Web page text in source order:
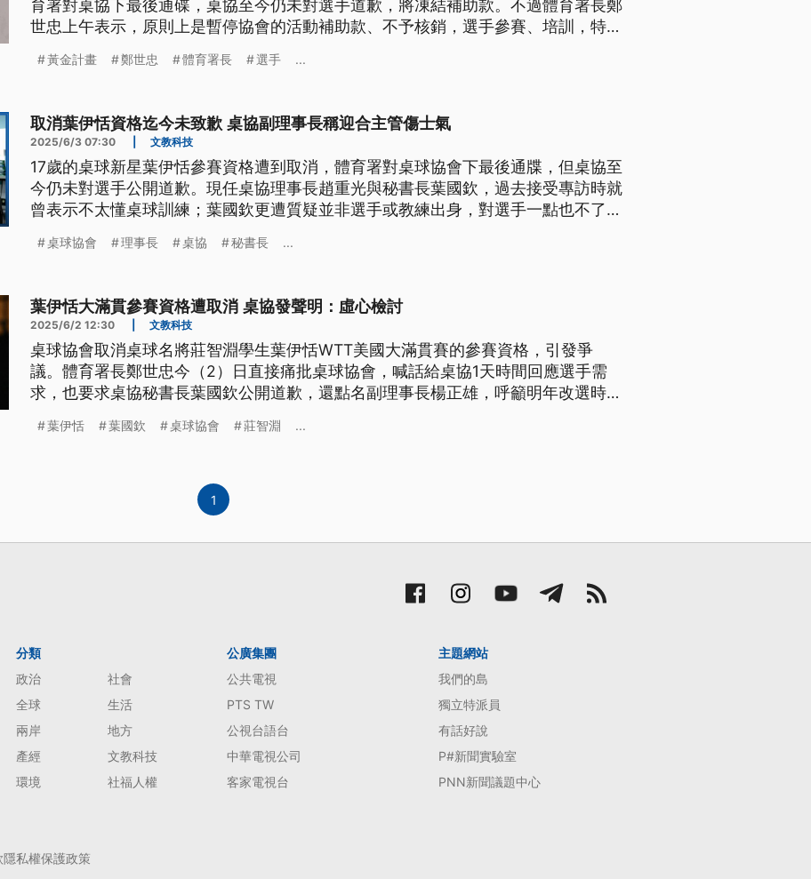
育署對桌協下最後通碟，桌協至今仍未對選手道歉，將凍結補助款。不過體育署長鄭
世忠上午表示，原則上是暫停協會的活動補助款、不予核銷，選手參賽、培訓，特別
黃金計畫 鄭世忠 體育署長 選手 ...
取消葉伊恬資格迄今未致歉 桌協副理事長稱迎合主管傷士氣
2025/6/3 07:30 文教科技
17歲的桌球新星葉伊恬參賽資格遭到取消，體育署對桌球協會下最後通牒，但桌協至
今仍未對選手公開道歉。現任桌協理事長趙重光與秘書長葉國欽，過去接受專訪時就
曾表示不太懂桌球訓練；葉國欽更遭質疑並非選手或教練出身，對選手一點也不了
出不適任人選擔任國家隊教練。
桌球協會 理事長 桌協 秘書長 ...
葉伊恬大滿貫參賽資格遭取消 桌協發聲明：虛心檢討
2025/6/2 12:30 文教科技
桌球協會取消桌球名將莊智淵學生葉伊恬WTT美國大滿貫賽的參賽資格，引發爭
議。體育署長鄭世忠今（2）日直接痛批桌球協會，喊話給桌協1天時間回應選手需
求，也要求桌協秘書長葉國欽公開道歉，還點名副理事長楊正雄，呼籲明年改選時會
參與選訓會議的委員向理事報告事情經過，聽取各方意見。桌協則發出聲明，強調對
葉伊恬 葉國欽 桌球協會 莊智淵 ...
1
分類
政治
社會
全球
生活
兩岸
地方
產經
文教科技
環境
社福人權
公廣集團
公共電視
PTS TW
公視台語台
中華電視公司
客家電視台
主題網站
我們的島
獨立特派員
有話好說
P#新聞實驗室
PNN新聞議題中心
隱私權保護政策